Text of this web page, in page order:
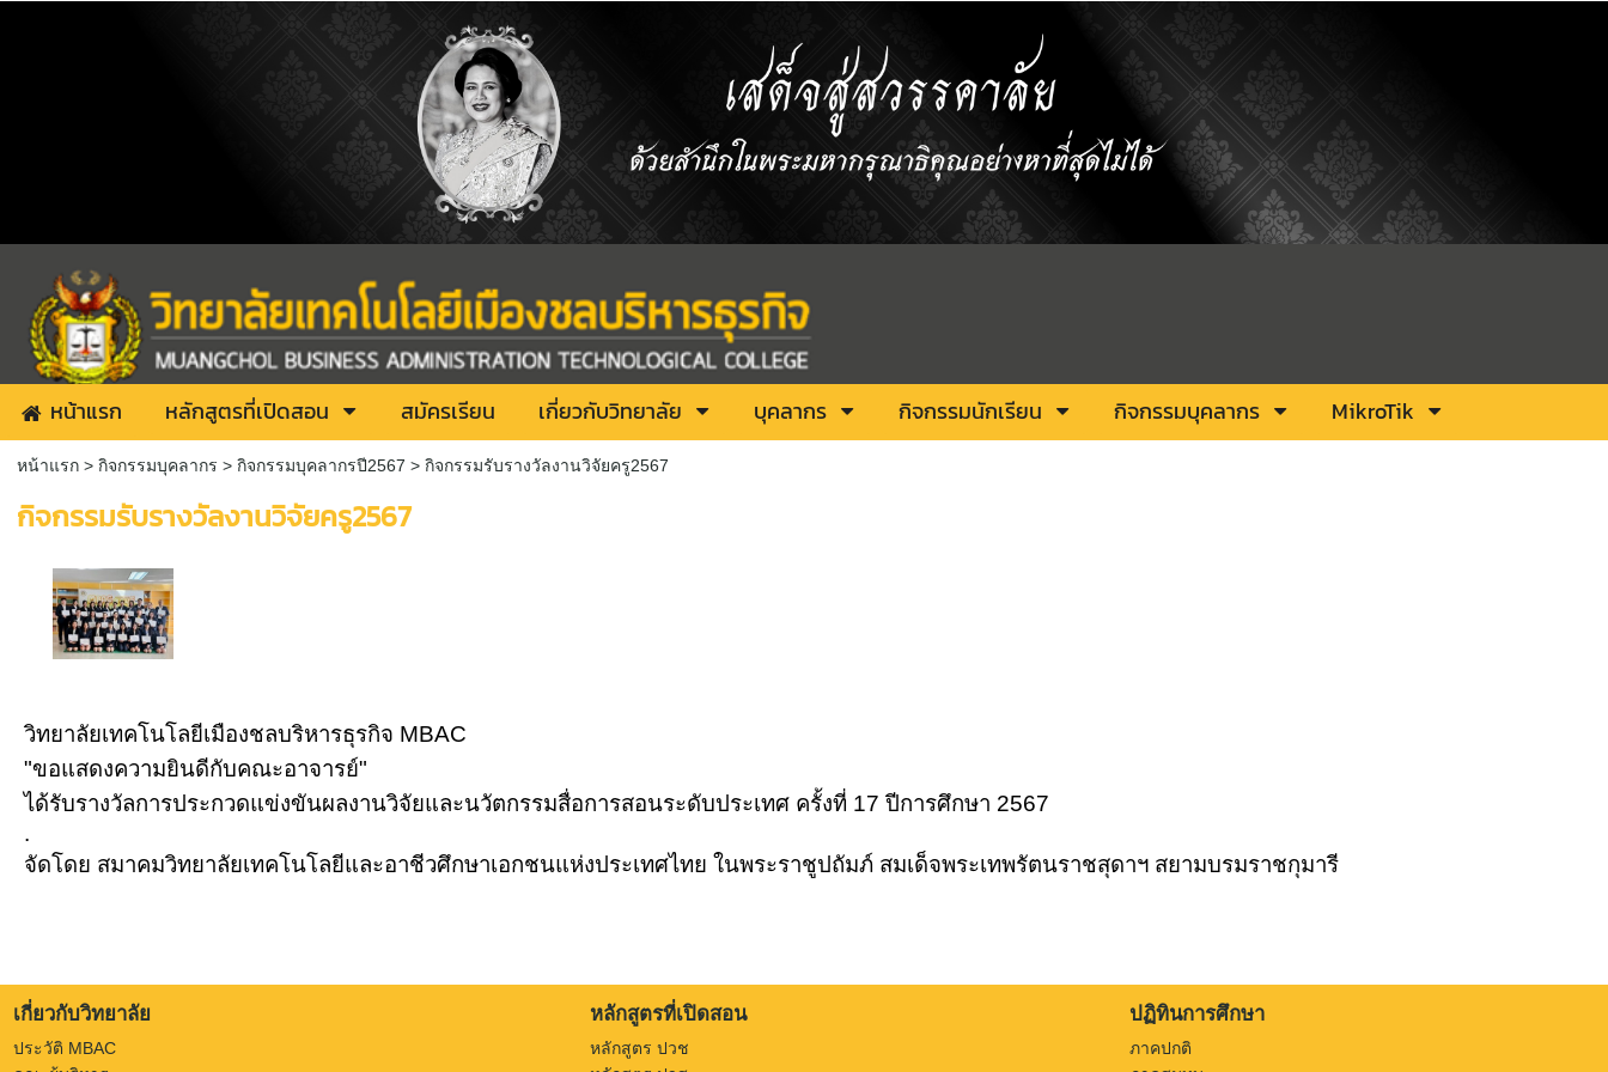
หน้าแรก หลักสูตรที่เปิดสอน สมัครเรียน เกี่ยวกับวิทยาลัย บุคลากร กิจกรรมนักเรียน กิจกรรมบุคลากร MikroTik
หน้าแรก> กิจกรรมบุคลากร > กิจกรรมบุคลากรปี2567 > กิจกรรมรับรางวัลงานวิจัยครู2567
กิจกรรมรับรางวัลงานวิจัยครู2567
วิทยาลัยเทคโนโลยีเมืองชลบริหารธุรกิจ MBAC
"ขอแสดงความยินดีกับคณะอาจารย์"
ได้รับรางวัลการประกวดแข่งขันผลงานวิจัยและนวัตกรรมสื่อการสอนระดับประเทศ ครั้งที่ 17 ปีการศึกษา 2567
.
จัดโดย สมาคมวิทยาลัยเทคโนโลยีและอาชีวศึกษาเอกชนแห่งประเทศไทย ในพระราชูปถัมภ์ สมเด็จพระเทพรัตนราชสุดาฯ สยามบรมราชกุมารี
เกี่ยวกับวิทยาลัย
ประวัติ MBAC
หลักสูตรที่เปิดสอน
หลักสูตร ปวช
ปฏิทินการศึกษา
ภาคปกติ